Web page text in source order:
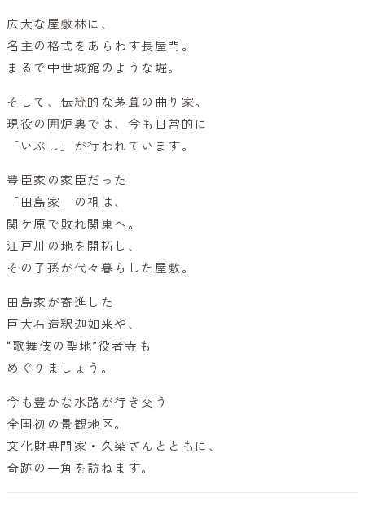
広大な屋敷林に、
名主の格式をあらわす長屋門。
まるで中世城館のような堀。
そして、伝統的な茅葺の曲り家。
現役の囲炉裏では、今も日常的に
「いぶし」が行われています。
豊臣家の家臣だった
「田島家」の祖は、
関ケ原で敗れ関東へ。
江戸川の地を開拓し、
その子孫が代々暮らした屋敷。
田島家が寄進した
巨大石造釈迦如来や、
“歌舞伎の聖地”役者寺も
めぐりましょう。
今も豊かな水路が行き交う
全国初の景観地区。
文化財専門家・久染さんとともに、
奇跡の一角を訪ねます。